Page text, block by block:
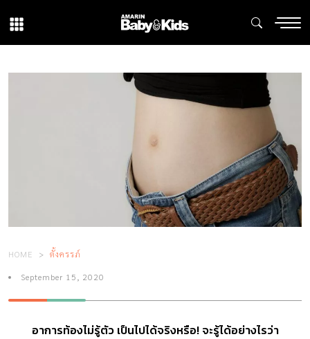
HOME ตั้งครรภ์
September 15, 2020
อาการท้องไม่รู้ตัว เป็นไปได้จริงหรือ! จะรู้ได้อย่างไรว่า